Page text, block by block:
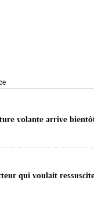
volante arrive
qui voulait